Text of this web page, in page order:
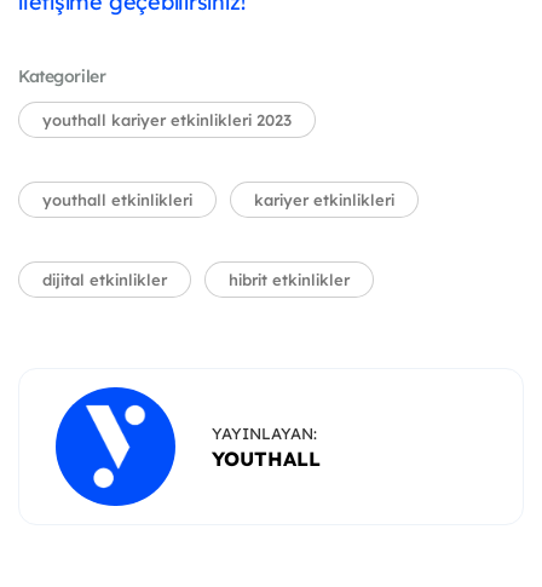
Kategoriler
youthall kariyer etkinlikleri 2023
youthall etkinlikleri kariyer etkinlikleri
dijital etkinlikler hibrit etkinlikler
YAYINLAYAN:
YOUTHALL